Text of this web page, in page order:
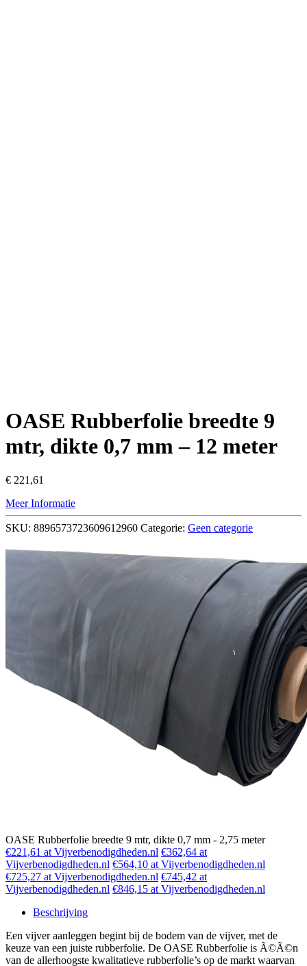
OASE Rubberfolie breedte 9
mtr, dikte 0,7 mm – 12 meter
€ 221,61
Meer Informatie
SKU: 8896573723609612960 Categorie: Geen categorie
OASE Rubberfolie breedte 9 mtr, dikte 0,7 mm - 2,75 meter
€221,61 at Vijverbenodigdheden.nl €362,64 at
Vijverbenodigdheden.nl €564,10 at Vijverbenodigdheden.nl
€725,27 at Vijverbenodigdheden.nl €745,42 at
Vijverbenodigdheden.nl €846,15 at Vijverbenodigdheden.nl
Beschrijving
Een vijver aanleggen begint bij de bodem van de vijver, met de
keuze van een juiste rubberfolie. De OASE Rubberfolie is Ã©Ã©n
van de allerhoogste kwalitatieve rubberfolie’s op de markt waarvan